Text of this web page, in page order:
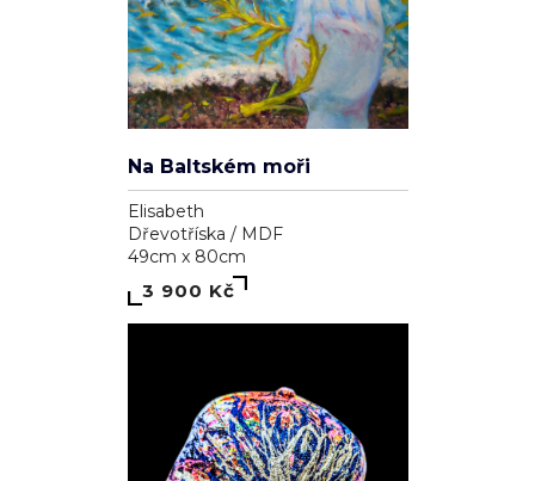
Na Baltském moři
Elisabeth
Dřevotříska / MDF
49cm x 80cm
3 900 Kč